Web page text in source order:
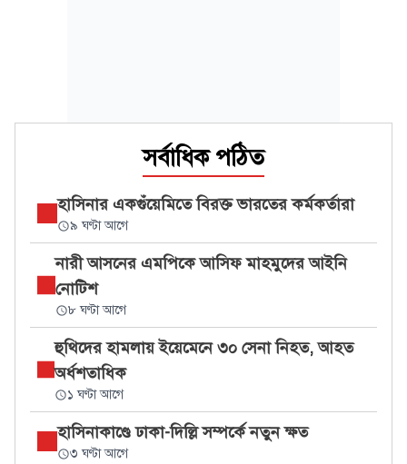
সর্বাধিক পঠিত
হাসিনার একগুঁয়েমিতে বিরক্ত ভারতের কর্মকর্তারা
৯ ঘণ্টা আগে
নারী আসনের এমপিকে আসিফ মাহমুদের আইনি
নোটিশ
৮ ঘণ্টা আগে
হুথিদের হামলায় ইয়েমেনে ৩০ সেনা নিহত, আহত
অর্ধশতাধিক
১ ঘণ্টা আগে
হাসিনাকাণ্ডে ঢাকা-দিল্লি সম্পর্কে নতুন ক্ষত
৩ ঘণ্টা আগে